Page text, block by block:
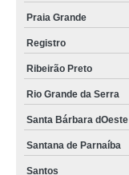
Praia Grande
Registro
Ribeirão Preto
Rio Grande da Serra
Santa Bárbara dOeste
Santana de Parnaíba
Santos